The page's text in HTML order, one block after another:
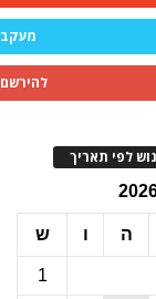
מעקב
להירשם
לפי תאריך
ה ו ש
1